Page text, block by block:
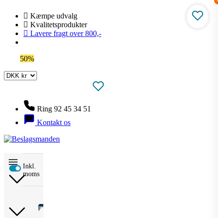
Kæmpe udvalg
Kvalitetsprodukter
Lavere fragt over 800,-
50%
Ring 92 45 34 51
Kontakt os